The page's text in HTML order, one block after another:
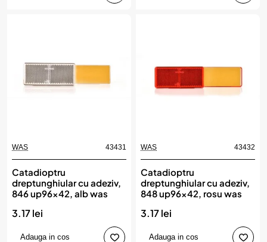
WAS 43431
Catadioptru
dreptunghiular cu adeziv,
846 up96x42, alb was
3.17 lei
Adauga in cos
WAS 43432
Catadioptru
dreptunghiular cu adeziv,
848 up96x42, rosu was
3.17 lei
Adauga in cos